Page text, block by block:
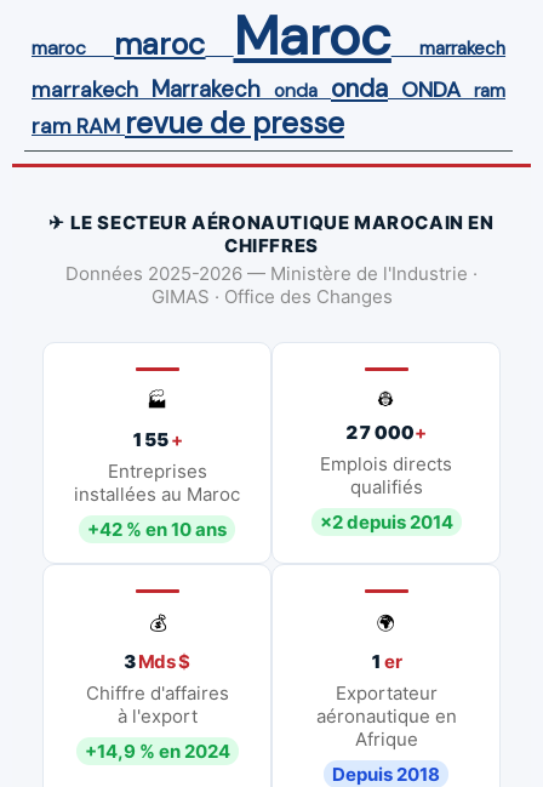
maroc maroc Maroc marrakech
marrakech Marrakech onda onda ONDA ram
ram RAM revue de presse
✈ LE SECTEUR AÉRONAUTIQUE MAROCAIN EN
CHIFFRES
Données 2025-2026 — Ministère de l'Industrie ·
GIMAS · Office des Changes
🏭
155+
Entreprises
installées au Maroc
+42 % en 10 ans
👷
27 000+
Emplois directs
qualifiés
×2 depuis 2014
💰
3Mds $
Chiffre d'affaires
à l'export
+14,9 % en 2024
🌍
1 er
Exportateur
aéronautique en
Afrique
Depuis 2018